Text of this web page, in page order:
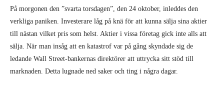
På morgonen den ”svarta torsdagen”, den 24 oktober, inleddes den
verkliga paniken. Investerare låg på knä för att kunna sälja sina aktier
till nästan vilket pris som helst. Aktier i vissa företag gick inte alls att
sälja. När man insåg att en katastrof var på gång skyndade sig de
ledande Wall Street-bankernas direktörer att uttrycka sitt stöd till
marknaden. Detta lugnade ned saker och ting i några dagar.